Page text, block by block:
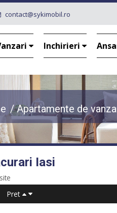
contact@sykimobil.ro
Inchirieri
/Apartamente de
Iasi
Pret